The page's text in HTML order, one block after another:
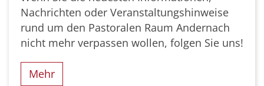
Nachrichten oder Veranstaltungshinweise
rund um den Pastoralen Raum Andernach
nicht mehr verpassen wollen, folgen Sie uns!
Mehr